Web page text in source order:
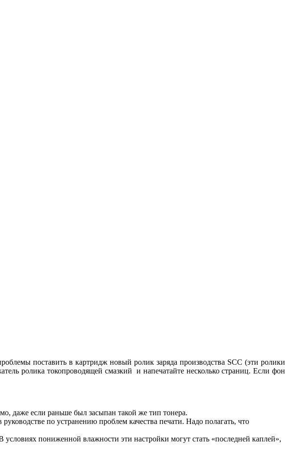
поставить в картридж новый ролик заряда производства SCC (эти ролики
ролика токопроводящей смазкий и напечатайте несколько страниц. Если фон
даже если раньше был засыпан такой же тип тонера.
по устранению проблем качества печати. Надо полагать, что
пониженной влажности эти настройки могут стать «последней каплей»,